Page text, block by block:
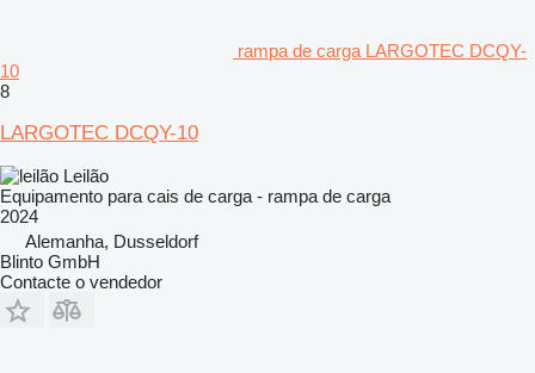
rampa de carga LARGOTEC DCQY-
10
8
LARGOTEC DCQY-10
Leilão
Equipamento para cais de carga - rampa de carga
2024
Alemanha, Dusseldorf
Blinto GmbH
Contacte o vendedor